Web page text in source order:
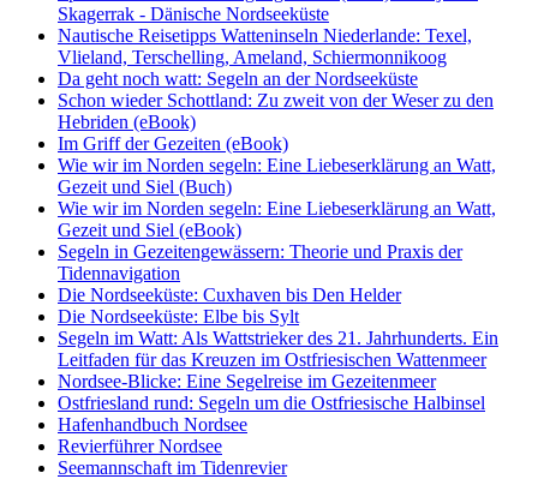
Skagerrak - Dänische Nordseeküste
Nautische Reisetipps Watteninseln Niederlande: Texel,
Vlieland, Terschelling, Ameland, Schiermonnikoog
Da geht noch watt: Segeln an der Nordseeküste
Schon wieder Schottland: Zu zweit von der Weser zu den
Hebriden (eBook)
Im Griff der Gezeiten (eBook)
Wie wir im Norden segeln: Eine Liebeserklärung an Watt,
Gezeit und Siel (Buch)
Wie wir im Norden segeln: Eine Liebeserklärung an Watt,
Gezeit und Siel (eBook)
Segeln in Gezeitengewässern: Theorie und Praxis der
Tidennavigation
Die Nordseeküste: Cuxhaven bis Den Helder
Die Nordseeküste: Elbe bis Sylt
Segeln im Watt: Als Wattstrieker des 21. Jahrhunderts. Ein
Leitfaden für das Kreuzen im Ostfriesischen Wattenmeer
Nordsee-Blicke: Eine Segelreise im Gezeitenmeer
Ostfriesland rund: Segeln um die Ostfriesische Halbinsel
Hafenhandbuch Nordsee
Revierführer Nordsee
Seemannschaft im Tidenrevier